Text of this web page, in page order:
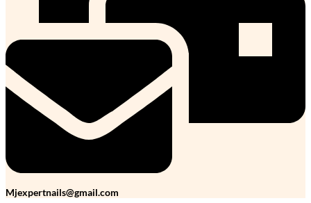
Mjexpertnails@gmail.com